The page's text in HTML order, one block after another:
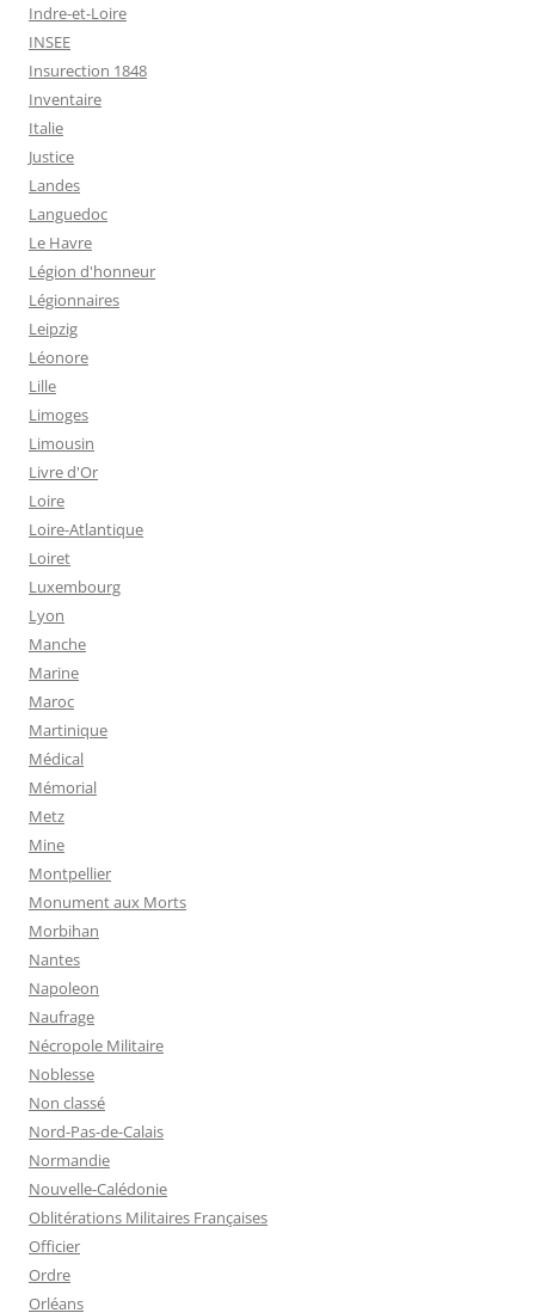
Indre-et-Loire
INSEE
Insurection 1848
Inventaire
Italie
Justice
Landes
Languedoc
Le Havre
Légion d'honneur
Légionnaires
Leipzig
Léonore
Lille
Limoges
Limousin
Livre d'Or
Loire
Loire-Atlantique
Loiret
Luxembourg
Lyon
Manche
Marine
Maroc
Martinique
Médical
Mémorial
Metz
Mine
Montpellier
Monument aux Morts
Morbihan
Nantes
Napoleon
Naufrage
Nécropole Militaire
Noblesse
Non classé
Nord-Pas-de-Calais
Normandie
Nouvelle-Calédonie
Oblitérations Militaires Françaises
Officier
Ordre
Orléans